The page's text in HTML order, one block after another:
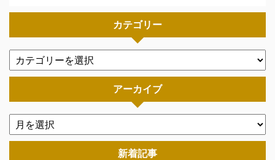
カテゴリー
アーカイブ
新着記事